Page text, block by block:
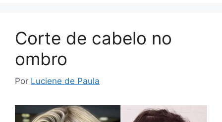
Corte de cabelo no
ombro
Por Luciene de Paula